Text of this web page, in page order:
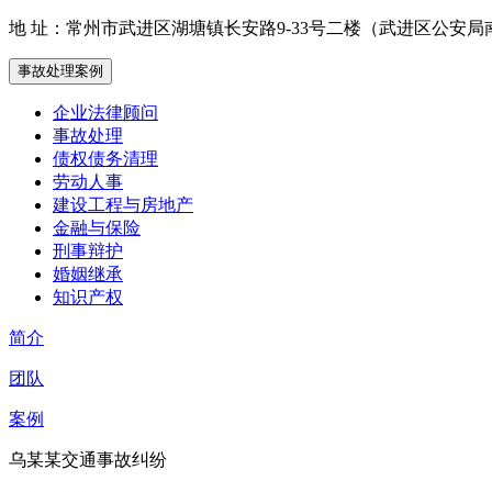
地 址： 常州市武进区湖塘镇长安路9-33号二楼（武进区公安局
事故处理案例
企业法律顾问
事故处理
债权债务清理
劳动人事
建设工程与房地产
金融与保险
刑事辩护
婚姻继承
知识产权
简介
团队
案例
乌某某交通事故纠纷